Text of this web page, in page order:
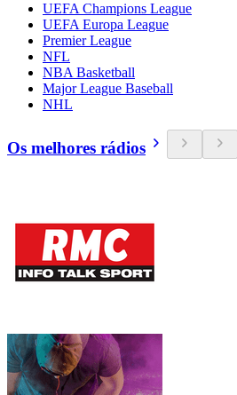
UEFA Champions League
UEFA Europa League
Premier League
NFL
NBA Basketball
Major League Baseball
NHL
Os melhores rádios